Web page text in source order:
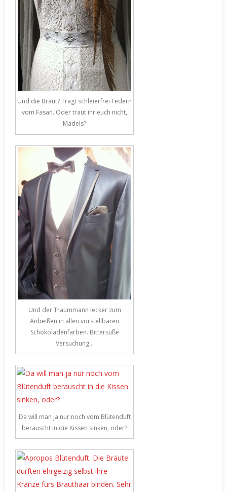
Und die Braut? Trägt schleierfrei Federn
vom Fasan. Oder traut ihr euch nicht,
Mädels?
Und der Traummann lecker zum
Anbeißen in allen vorstellbaren
Schokoladenfarben. Bittersüße
Versuchung…
Da will man ja nur noch vom Blütenduft
berauscht in die Kissen sinken, oder?